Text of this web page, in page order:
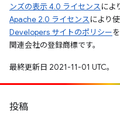
ンズの表示 4.0 ライセンスによ
Apache 2.0 ライセンスにより
Developers サイトのポリシー
関連会社の登録商標です。
最終更新日 2021-11-01 UTC。
投稿